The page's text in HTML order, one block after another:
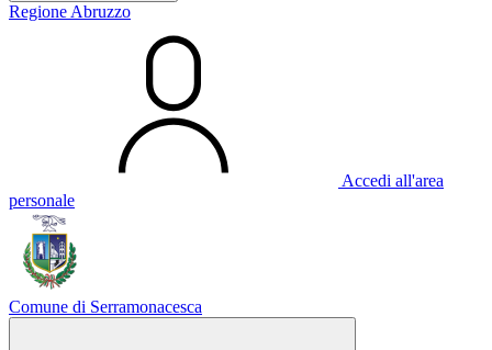
Regione Abruzzo
Accedi all'area
personale
Comune di Serramonacesca